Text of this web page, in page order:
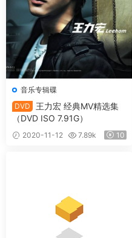
音乐专辑碟
DVD
王力宏 经典MV精选集
（DVD ISO 7.91G）
2020-11-12 7.89k 10